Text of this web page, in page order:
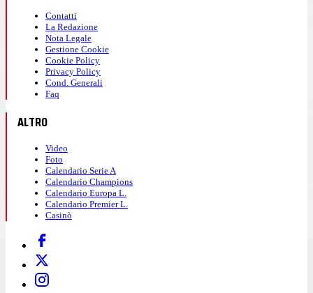
Contatti
La Redazione
Nota Legale
Gestione Cookie
Cookie Policy
Privacy Policy
Cond. Generali
Faq
ALTRO
Video
Foto
Calendario Serie A
Calendario Champions
Calendario Europa L.
Calendario Premier L.
Casinò